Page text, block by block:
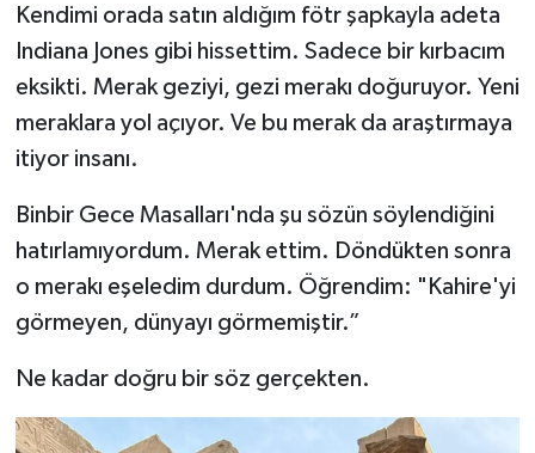
Kendimi orada satın aldığım fötr şapkayla adeta
Indiana Jones gibi hissettim. Sadece bir kırbacım
eksikti. Merak geziyi, gezi merakı doğuruyor. Yeni
meraklara yol açıyor. Ve bu merak da araştırmaya
itiyor insanı.
Binbir Gece Masalları'nda şu sözün söylendiğini
hatırlamıyordum. Merak ettim. Döndükten sonra
o merakı eşeledim durdum. Öğrendim: "Kahire'yi
görmeyen, dünyayı görmemiştir.”
Ne kadar doğru bir söz gerçekten.